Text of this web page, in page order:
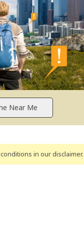
in our disclaimer.